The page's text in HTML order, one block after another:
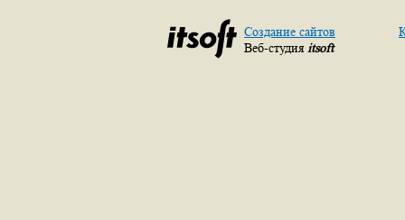
Создание сайтов
Веб-студия itsoft